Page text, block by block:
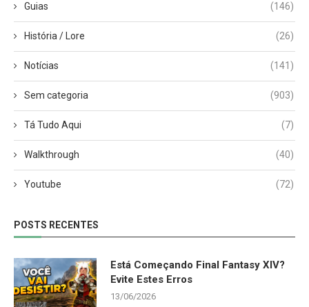
Guias (146)
História / Lore (26)
Notícias (141)
Sem categoria (903)
Tá Tudo Aqui (7)
Walkthrough (40)
Youtube (72)
POSTS RECENTES
Está Começando Final Fantasy XIV?
Evite Estes Erros
13/06/2026